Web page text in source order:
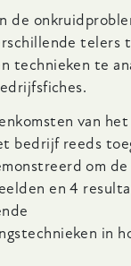
de
telers
technieken te
van
bedrijf reeds
om
en 4
in